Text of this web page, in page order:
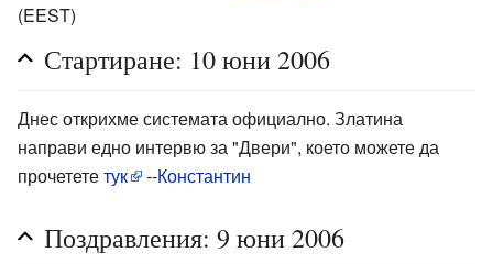
(EEST)
Стартиране: 10 юни 2006
Днес открихме системата официално. Златина
направи едно интервю за "Двери", което можете да
прочетететук --Константин
Поздравления: 9 юни 2006